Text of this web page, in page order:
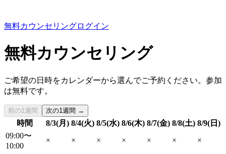
無料カウンセリングログイン
無料カウンセリング
ご希望の日時をカレンダーから選んでご予約ください。参加
は無料です。
前の1週間 次の1週間 →
時間 8/3(月) 8/4(火) 8/5(水) 8/6(木) 8/7(金) 8/8(土) 8/9(日)
09:00〜
10:00
× × × × × ×
×